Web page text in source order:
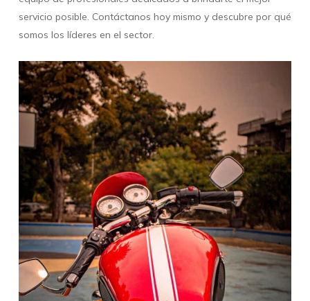
servicio posible. Contáctanos hoy mismo y descubre por qué
somos los líderes en el sector.